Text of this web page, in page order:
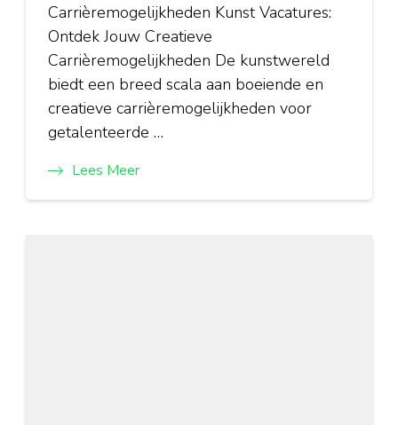
Carrièremogelijkheden Kunst Vacatures:
Ontdek Jouw Creatieve
Carrièremogelijkheden De kunstwereld
biedt een breed scala aan boeiende en
creatieve carrièremogelijkheden voor
getalenteerde …
Lees Meer